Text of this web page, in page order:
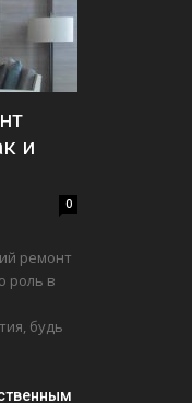
и
0
ремонт
роль в
будь